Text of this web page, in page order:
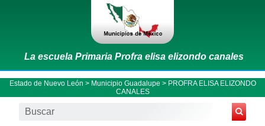
La escuela Primaria Profra elisa elizondo canales
Estado de Nuevo León > Municipio Guadalupe > PROFRA ELISA ELIZONDO
CANALES